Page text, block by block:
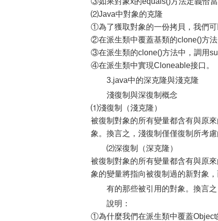
⑵Java中對象的克隆
①為了獲取對象的一份拷貝，我們可
②在派生類中覆蓋基類的clone()方法
③在派生類的clone()方法中，調用
④在派生類中實現Cloneable接口。
3.java中的深克隆與淺克隆
淺復制與深復制概念
⑴淺復制（淺克隆）
被復制對象的所有變量都含有與原
象。換言之，淺復制僅僅復制所考
⑵深復制（深克隆）
被復制對象的所有變量都含有與原
象的變量將指向被復制過的新對象
有的那些被引用的對象。換言
說明：
①為什麼我們在派生類中覆蓋Object